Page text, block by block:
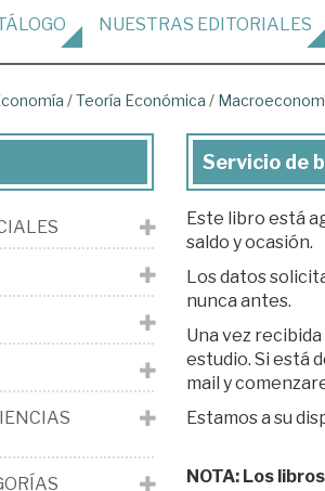
NUESTRAS EDITORIALES
/Teoría Económica /
Servicio de
Este libro está
saldo y ocasión.
Los datos
nunca antes.
Una vez
estudio. Si está de acuerdo con el
mail y
Estamos a su
NOTA: Los